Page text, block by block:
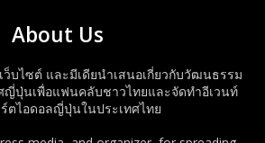
About Us
ว็บไซต์ และมีเดียนำเสนอเกี่ยวกับวัฒนธรรม
ญี่ปุ่นเพื่อแฟนคลับชาวไทยและจัดทำอีเวนท์
ตไอดอลญี่ปุ่นในประเทศไทย